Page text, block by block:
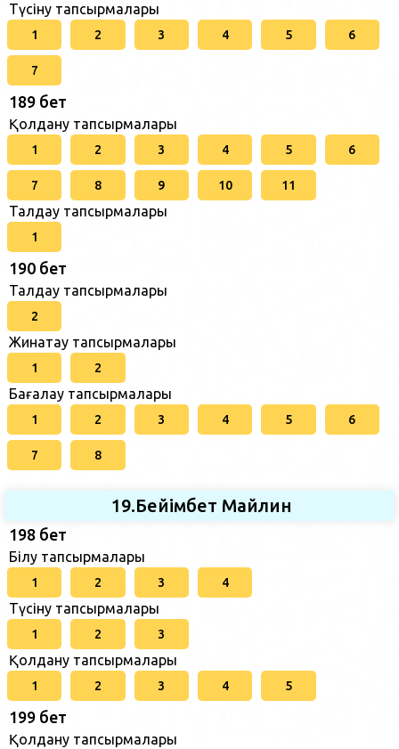
Түсіну тапсырмалары
1 2 3 4 5 6
7
189 бет
Қолдану тапсырмалары
1 2 3 4 5 6
7 8 9 10 11
Талдау тапсырмалары
1
190 бет
Талдау тапсырмалары
2
Жинақтау тапсырмалары
1 2
Бағалау тапсырмалары
1 2 3 4 5 6
7 8
19.Бейімбет Майлин
198 бет
Білу тапсырмалары
1 2 3 4
Түсіну тапсырмалары
1 2 3
Қолдану тапсырмалары
1 2 3 4 5
199 бет
Қолдану тапсырмалары